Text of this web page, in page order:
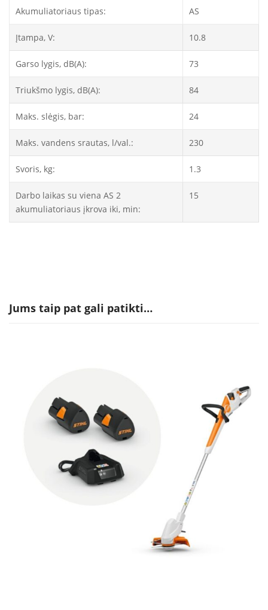
Akumuliatoriaus tipas: AS
Įtampa, V: 10.8
Garso lygis, dB(A): 73
Triukšmo lygis, dB(A): 84
Maks. slėgis, bar: 24
Maks. vandens srautas, l/val.: 230
Svoris, kg: 1.3
Darbo laikas su viena AS 2
akumuliatoriaus įkrova iki, min:
15
Jums taip pat gali patikti…